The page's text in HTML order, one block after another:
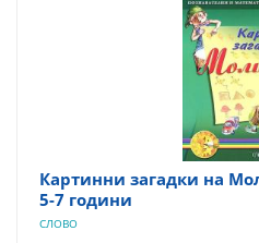
Картинни загадки на
5-7 години
СЛОВО